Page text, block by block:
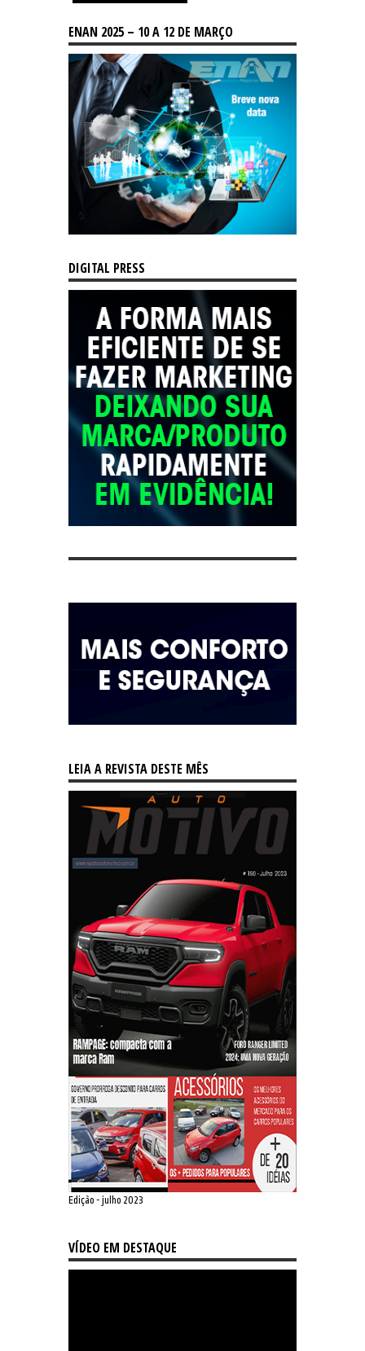
ENAN 2025 – 10 A 12 DE MARÇO
DIGITAL PRESS
LEIA A REVISTA DESTE MÊS
Edição - julho 2023
VÍDEO EM DESTAQUE